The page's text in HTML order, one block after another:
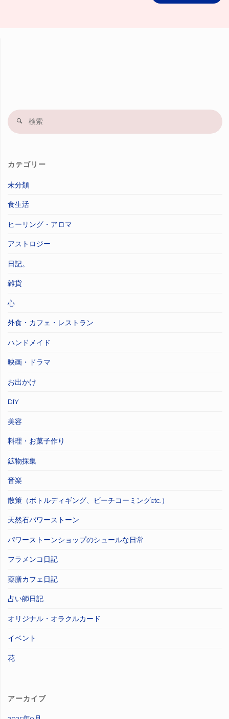
検
カテゴリー
未分類
食生活
ヒーリング・アロマ
アストロジー
日記。
雑貨
心
外食・カフェ・レストラン
ハンドメイド
映画・ドラマ
お出かけ
DIY
美容
料理・お菓子作り
鉱物採集
音楽
散策（ボトルディギング、ビーチコーミングetc.）
天然石パワーストーン
パワーストーンショップのシュールな日常
フラメンコ日記
薬膳カフェ日記
占い師日記
オリジナル・オラクルカード
イベント
花
アーカイブ